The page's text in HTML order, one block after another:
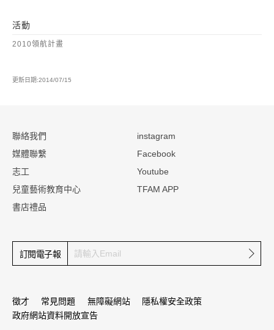
活動
2010領航計畫
更新日期:2014/07/15
聯絡我們
媒體聯繫
志工
兒童藝術教育中心
書店禮品
instagram
Facebook
Youtube
TFAM APP
訂閱電子報 確定
徵才 常見問題 無障礙網站
隱私權安全政策
政府網站資料開放宣告